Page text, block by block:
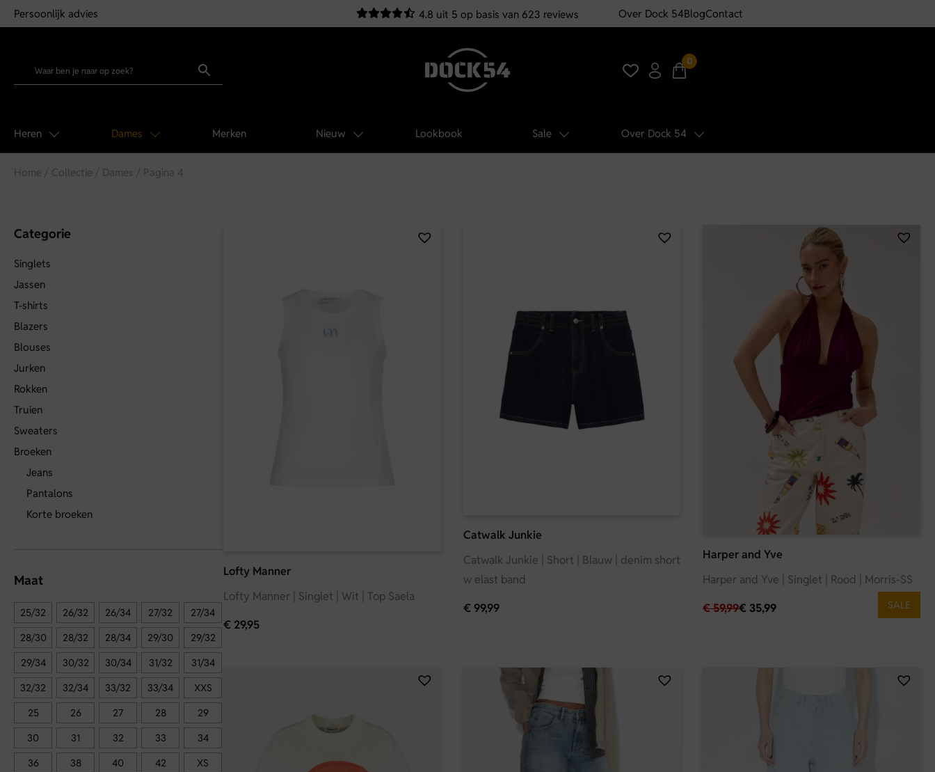
60 dagen retourrecht 4.8 uit 5 op basis van 623 reviews Over Dock 54BlogContact
0
Heren Dames Merken Nieuw Lookbook Sale Over Dock 54
Home / Collectie / Dames / Pagina 4
Categorie
Singlets
Jassen
T-shirts
Blazers
Blouses
Jurken
Rokken
Truien
Sweaters
Broeken
Jeans
Pantalons
Korte broeken
Maat
25/32 26/32 26/34 27/32
27/34
28/30
28/32 28/34 29/30
29/32
29/34
30/32 30/34 31/32
31/34
32/32
32/34 33/32 33/34
XXS
25
26 27 28
29
30
31 32 33
34
36
38 40 42
XS
Lofty Manner
Lofty Manner | Singlet | Wit | Top Saela
€ 29,95
Catwalk Junkie
Catwalk Junkie | Short | Blauw | denim short
w elast band
€ 99,99
Harper and Yve
SALE
Harper and Yve | Singlet | Rood | Morris-SS
€59,99€ 35,99